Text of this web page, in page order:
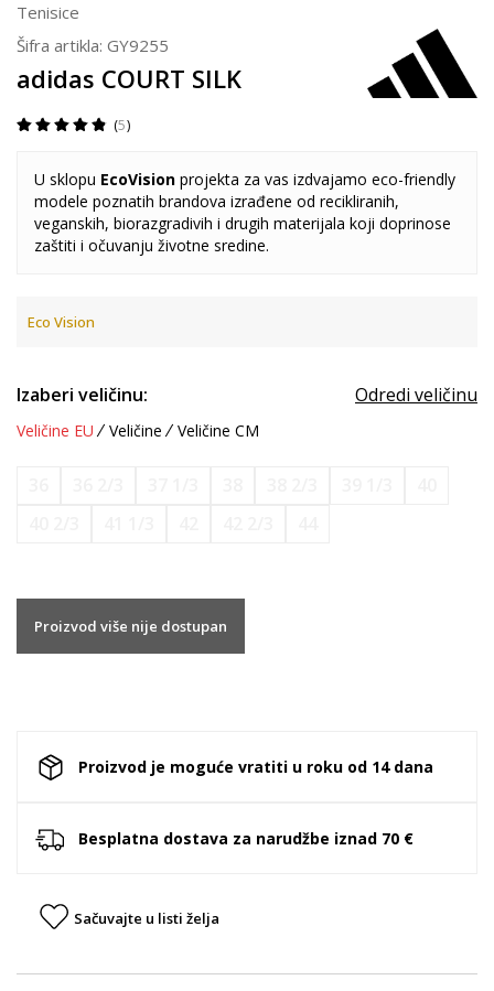
Tenisice
Šifra artikla: GY9255
adidas COURT SILK
5
U sklopu EcoVision projekta za vas izdvajamo eco-friendly
modele poznatih brandova izrađene od recikliranih,
veganskih, biorazgradivih i drugih materijala koji doprinose
zaštiti i očuvanju životne sredine.
Eco Vision
Izaberi veličinu: Odredi veličinu
Veličine EU Veličine Veličine CM
Proizvod više nije dostupan
Proizvod je moguće vratiti u roku od 14 dana
Besplatna dostava za narudžbe iznad 70 €
Sačuvajte u listi želja